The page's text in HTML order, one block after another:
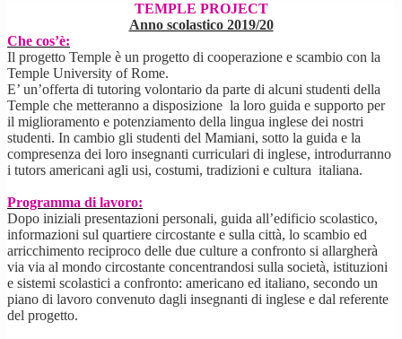
TEMPLE PROJECT
Anno scolastico 2019/20
Che cos’è:
Il progetto Temple è un progetto di cooperazione e scambio con la
Temple University of Rome.
E’ un’offerta di tutoring volontario da parte di alcuni studenti della
Temple che metteranno a disposizione la loro guida e supporto per
il miglioramento e potenziamento della lingua inglese dei nostri
studenti. In cambio gli studenti del Mamiani, sotto la guida e la
compresenza dei loro insegnanti curriculari di inglese, introdurranno
i tutors americani agli usi, costumi, tradizioni e cultura italiana.
Programma di lavoro:
Dopo iniziali presentazioni personali, guida all’edificio scolastico,
informazioni sul quartiere circostante e sulla città, lo scambio ed
arricchimento reciproco delle due culture a confronto si allargherà
via via al mondo circostante concentrandosi sulla società, istituzioni
e sistemi scolastici a confronto: americano ed italiano, secondo un
piano di lavoro convenuto dagli insegnanti di inglese e dal referente
del progetto.